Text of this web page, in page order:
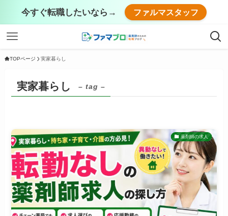
今すぐ転職したいなら→ ファルマスタッフ
TOPページ 実家暮らし
実家暮らし – tag –
薬剤師の求人